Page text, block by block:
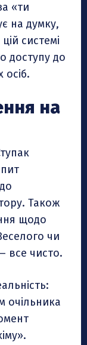
«ти
на думку,
системі
доступу до
осіб.
на
Також
щодо
чи
все чисто.
очільника